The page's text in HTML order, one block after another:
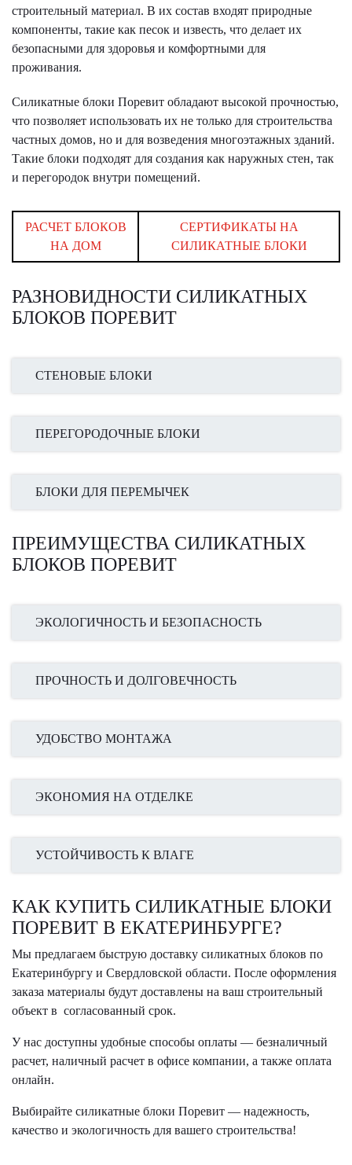
строительный материал. В их состав входят природные
компоненты, такие как песок и известь, что делает их
безопасными для здоровья и комфортными для
проживания.
Силикатные блоки Поревит обладают высокой прочностью,
что позволяет использовать их не только для строительства
частных домов, но и для возведения многоэтажных зданий.
Такие блоки подходят для создания как наружных стен, так
и перегородок внутри помещений.
РАСЧЕТ БЛОКОВ
НА ДОМ
СЕРТИФИКАТЫ НА
СИЛИКАТНЫЕ БЛОКИ
РАЗНОВИДНОСТИ СИЛИКАТНЫХ
БЛОКОВ ПОРЕВИТ
СТЕНОВЫЕ БЛОКИ
ПЕРЕГОРОДОЧНЫЕ БЛОКИ
БЛОКИ ДЛЯ ПЕРЕМЫЧЕК
ПРЕИМУЩЕСТВА СИЛИКАТНЫХ
БЛОКОВ ПОРЕВИТ
ЭКОЛОГИЧНОСТЬ И БЕЗОПАСНОСТЬ
ПРОЧНОСТЬ И ДОЛГОВЕЧНОСТЬ
УДОБСТВО МОНТАЖА
ЭКОНОМИЯ НА ОТДЕЛКЕ
УСТОЙЧИВОСТЬ К ВЛАГЕ
КАК КУПИТЬ СИЛИКАТНЫЕ БЛОКИ
ПОРЕВИТ В ЕКАТЕРИНБУРГЕ?
Мы предлагаем быструю доставку силикатных блоков по
Екатеринбургу и Свердловской области. После оформления
заказа материалы будут доставлены на ваш строительный
объект в согласованный срок.
У нас доступны удобные способы оплаты — безналичный
расчет, наличный расчет в офисе компании, а также оплата
онлайн.
Выбирайте силикатные блоки Поревит — надежность,
качество и экологичность для вашего строительства!